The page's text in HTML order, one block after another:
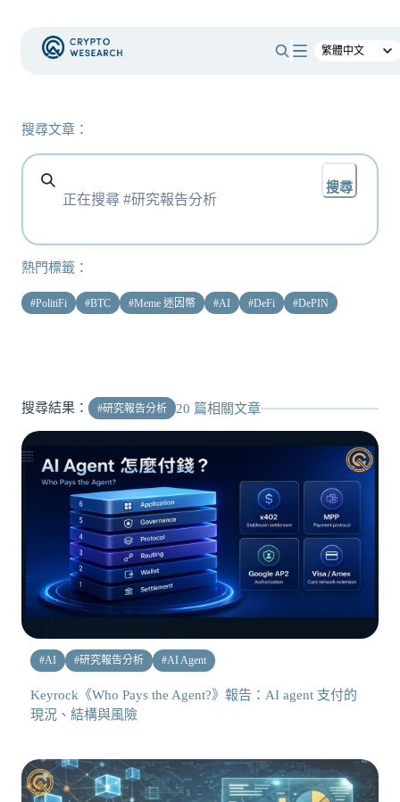
搜尋文章：
搜尋
熱門標籤：
#PolitiFi #BTC #Meme 迷因幣 #AI #DeFi #DePIN
搜尋結果： #研究報告分析 20 篇相關文章
#AI #研究報告分析 #AI Agent
Keyrock《Who Pays the Agent?》報告：AI agent 支付的
現況、結構與風險